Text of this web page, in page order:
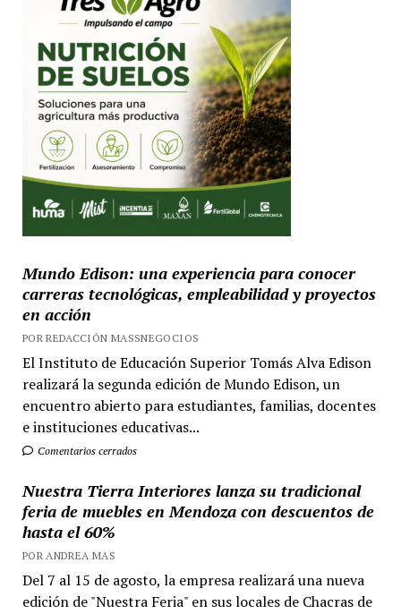
Mundo Edison: una experiencia para conocer
carreras tecnológicas, empleabilidad y proyectos
en acción
POR REDACCIÓN MASSNEGOCIOS
El Instituto de Educación Superior Tomás Alva Edison
realizará la segunda edición de Mundo Edison, un
encuentro abierto para estudiantes, familias, docentes
e instituciones educativas...
Comentarios cerrados
Nuestra Tierra Interiores lanza su tradicional
feria de muebles en Mendoza con descuentos de
hasta el 60%
POR ANDREA MAS
Del 7 al 15 de agosto, la empresa realizará una nueva
edición de "Nuestra Feria" en sus locales de Chacras de